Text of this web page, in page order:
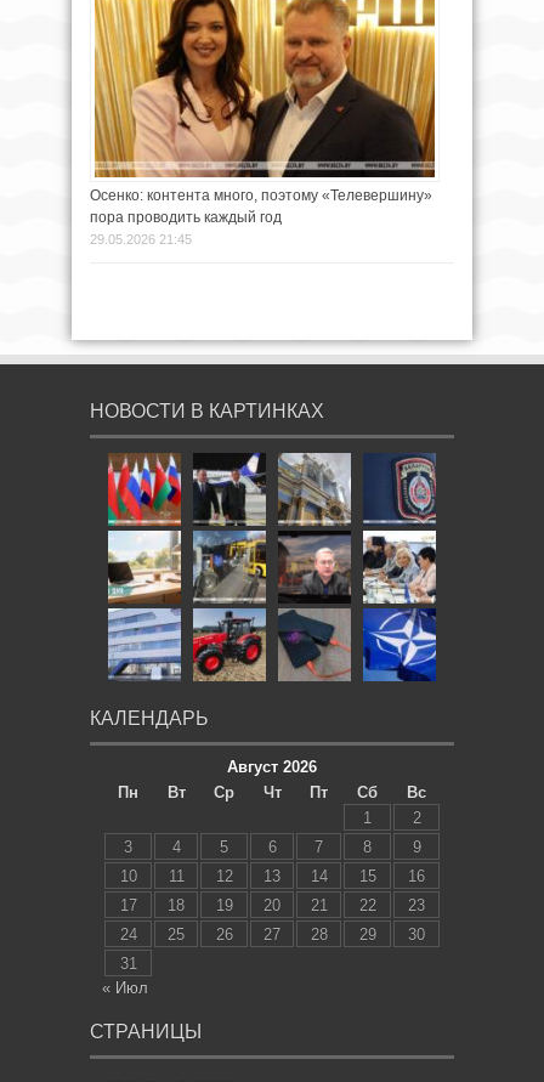
Осенко: контента много, поэтому «Телевершину»
пора проводить каждый год
29.05.2026 21:45
НОВОСТИ В КАРТИНКАХ
КАЛЕНДАРЬ
Август 2026
Пн
Вт Ср Чт Пт Сб
Вс
1
2
3
4 5 6 7 8
9
10
11 12 13 14 15
16
17
18 19 20 21 22
23
24
25 26 27 28 29
30
31
« Июл
СТРАНИЦЫ